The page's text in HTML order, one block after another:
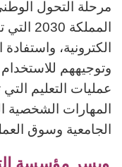
الكترونية،
وتوجيههم للاستخدام
عمليات التعليم
المهارات الشخصية
الجامعية وسوق